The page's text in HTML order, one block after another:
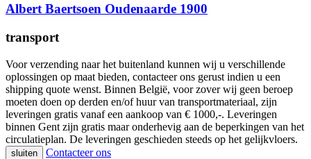
Albert Baertsoen Oudenaarde 1900
transport
Voor verzending naar het buitenland kunnen wij u verschillende
oplossingen op maat bieden, contacteer ons gerust indien u een
shipping quote wenst. Binnen België, voor zover wij geen beroep
moeten doen op derden en/of huur van transportmateriaal, zijn
leveringen gratis vanaf een aankoop van € 1000,-. Leveringen
binnen Gent zijn gratis maar onderhevig aan de beperkingen van het
circulatieplan. De leveringen geschieden steeds op het gelijkvloers.
sluiten Contacteer ons